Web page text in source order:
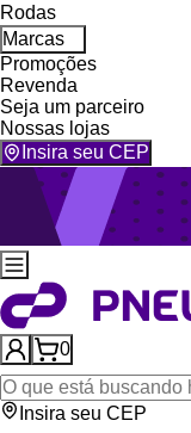
Rodas
Marcas
Promoções
Revenda
Seja um parceiro
Nossas lojas
Insira seu CEP
0
Insira seu CEP